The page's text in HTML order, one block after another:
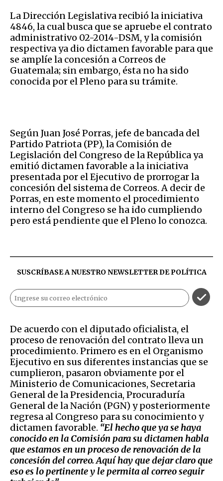
La Dirección Legislativa recibió la iniciativa
4846, la cual busca que se apruebe el contrato
administrativo 02-2014-DSM, y la comisión
respectiva ya dio dictamen favorable para que
se amplíe la concesión a Correos de
Guatemala; sin embargo, ésta no ha sido
conocida por el Pleno para su trámite.
Según Juan José Porras, jefe de bancada del
Partido Patriota (PP), la Comisión de
Legislación del Congreso de la República ya
emitió dictamen favorable a la iniciativa
presentada por el Ejecutivo de prorrogar la
concesión del sistema de Correos. A decir de
Porras, en este momento el procedimiento
interno del Congreso se ha ido cumpliendo
pero está pendiente que el Pleno lo conozca.
SUSCRÍBASE A NUESTRO NEWSLETTER DEPOLÍTICA
De acuerdo con el diputado oficialista, el
proceso de renovación del contrato lleva un
procedimiento. Primero es en el Organismo
Ejecutivo en sus diferentes instancias que se
cumplieron, pasaron obviamente por el
Ministerio de Comunicaciones, Secretaria
General de la Presidencia, Procuraduría
General de la Nación (PGN) y posteriormente
regresa al Congreso para su conocimiento y
dictamen favorable. “El hecho que ya se haya
conocido en la Comisión para su dictamen habla
que estamos en un proceso de renovación de la
concesión del correo. Aquí hay que dejar claro que
eso es lo pertinente y le permita al correo seguir